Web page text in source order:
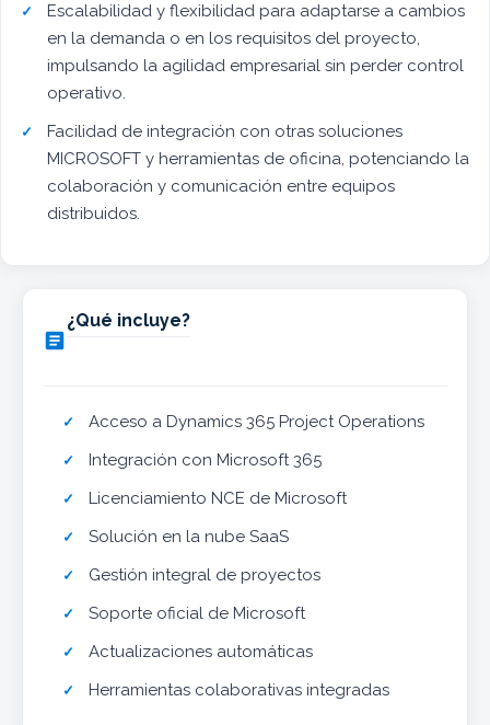
Escalabilidad y flexibilidad para adaptarse a cambios
en la demanda o en los requisitos del proyecto,
impulsando la agilidad empresarial sin perder control
operativo.
Facilidad de integración con otras soluciones
MICROSOFT y herramientas de oficina, potenciando la
colaboración y comunicación entre equipos
distribuidos.

¿Qué incluye?
Acceso a Dynamics 365 Project Operations
Integración con Microsoft 365
Licenciamiento NCE de Microsoft
Solución en la nube SaaS
Gestión integral de proyectos
Soporte oficial de Microsoft
Actualizaciones automáticas
Herramientas colaborativas integradas